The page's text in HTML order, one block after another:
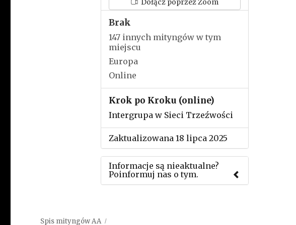
Dołącz poprzez Zoom
Brak
147 innych mityngów w tym
miejscu
Europa
Online
Krok po Kroku (online)
Intergrupa w Sieci Trzeźwości
Zaktualizowana 18 lipca 2025
Informacje są nieaktualne?
Poinformuj nas o tym.
Spis mityngów AA